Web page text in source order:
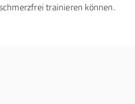
trainieren können.